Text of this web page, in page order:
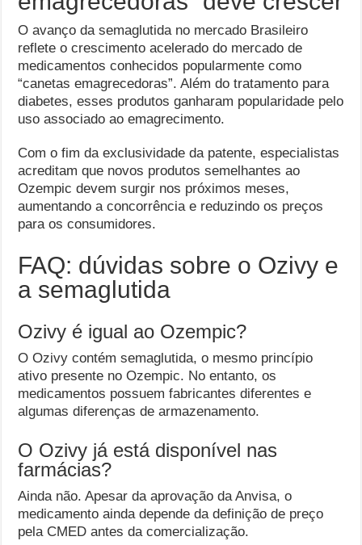
O avanço da semaglutida no mercado Brasileiro
reflete o crescimento acelerado do mercado de
medicamentos conhecidos popularmente como
“canetas emagrecedoras”. Além do tratamento para
diabetes, esses produtos ganharam popularidade pelo
uso associado ao emagrecimento.
Com o fim da exclusividade da patente, especialistas
acreditam que novos produtos semelhantes ao
Ozempic devem surgir nos próximos meses,
aumentando a concorrência e reduzindo os preços
para os consumidores.
FAQ: dúvidas sobre o Ozivy e
a semaglutida
Ozivy é igual ao Ozempic?
O Ozivy contém semaglutida, o mesmo princípio
ativo presente no Ozempic. No entanto, os
medicamentos possuem fabricantes diferentes e
algumas diferenças de armazenamento.
O Ozivy já está disponível nas
farmácias?
Ainda não. Apesar da aprovação da Anvisa, o
medicamento ainda depende da definição de preço
pela CMED antes da comercialização.